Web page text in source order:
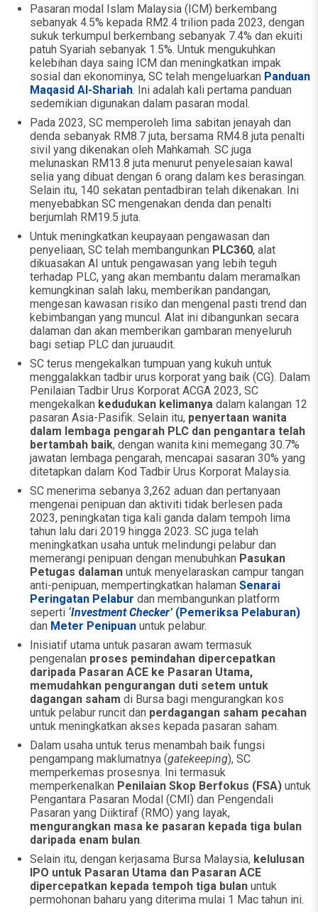
Pasaran modal Islam Malaysia (ICM) berkembang
sebanyak 4.5% kepada RM2.4 trilion pada 2023, dengan
sukuk terkumpul berkembang sebanyak 7.4% dan ekuiti
patuh Syariah sebanyak 1.5%. Untuk mengukuhkan
kelebihan daya saing ICM dan meningkatkan impak
sosial dan ekonominya, SC telah mengeluarkan Panduan
Maqasid Al-Shariah. Ini adalah kali pertama panduan
sedemikian digunakan dalam pasaran modal.
Pada 2023, SC memperoleh lima sabitan jenayah dan
denda sebanyak RM8.7 juta, bersama RM4.8 juta penalti
sivil yang dikenakan oleh Mahkamah. SC juga
melunaskan RM13.8 juta menurut penyelesaian kawal
selia yang dibuat dengan 6 orang dalam kes berasingan.
Selain itu, 140 sekatan pentadbiran telah dikenakan. Ini
menyebabkan SC mengenakan denda dan penalti
berjumlah RM19.5 juta.
Untuk meningkatkan keupayaan pengawasan dan
penyeliaan, SC telah membangunkan PLC360, alat
dikuasakan AI untuk pengawasan yang lebih teguh
terhadap PLC, yang akan membantu dalam meramalkan
kemungkinan salah laku, memberikan pandangan,
mengesan kawasan risiko dan mengenal pasti trend dan
kebimbangan yang muncul. Alat ini dibangunkan secara
dalaman dan akan memberikan gambaran menyeluruh
bagi setiap PLC dan juruaudit.
SC terus mengekalkan tumpuan yang kukuh untuk
menggalakkan tadbir urus korporat yang baik (CG). Dalam
Penilaian Tadbir Urus Korporat ACGA 2023, SC
mengekalkan kedudukan kelimanya dalam kalangan 12
pasaran Asia-Pasifik. Selain itu, penyertaan wanita
dalam lembaga pengarah PLC dan pengantara telah
bertambah baik, dengan wanita kini memegang 30.7%
jawatan lembaga pengarah, mencapai sasaran 30% yang
ditetapkan dalam Kod Tadbir Urus Korporat Malaysia.
SC menerima sebanya 3,262 aduan dan pertanyaan
mengenai penipuan dan aktiviti tidak berlesen pada
2023, peningkatan tiga kali ganda dalam tempoh lima
tahun lalu dari 2019 hingga 2023. SC juga telah
meningkatkan usaha untuk melindungi pelabur dan
memerangi penipuan dengan menubuhkan Pasukan
Petugas dalaman untuk menyelaraskan campur tangan
anti-penipuan, mempertingkatkan halaman Senarai
Peringatan Pelabur dan membangunkan platform
seperti ‘Investment Checker’ (Pemeriksa Pelaburan)
dan Meter Penipuan untuk pelabur.
Inisiatif utama untuk pasaran awam termasuk
pengenalan proses pemindahan dipercepatkan
daripada Pasaran ACE ke Pasaran Utama,
memudahkan pengurangan duti setem untuk
dagangan saham di Bursa bagi mengurangkan kos
untuk pelabur runcit dan perdagangan saham pecahan
untuk meningkatkan akses kepada pasaran saham.
Dalam usaha untuk terus menambah baik fungsi
pengampang maklumatnya (gatekeeping), SC
memperkemas prosesnya. Ini termasuk
memperkenalkan Penilaian Skop Berfokus (FSA) untuk
Pengantara Pasaran Modal (CMI) dan Pengendali
Pasaran yang Diiktiraf (RMO) yang layak,
mengurangkan masa ke pasaran kepada tiga bulan
daripada enam bulan.
Selain itu, dengan kerjasama Bursa Malaysia, kelulusan
IPO untuk Pasaran Utama dan Pasaran ACE
dipercepatkan kepada tempoh tiga bulan untuk
permohonan baharu yang diterima mulai 1 Mac tahun ini.